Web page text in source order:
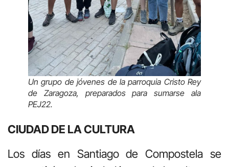
Un grupo de jóvenes de la parroquia Cristo Rey
de Zaragoza, preparados para sumarse ala
PEJ22.
CIUDAD DE LA CULTURA
Los días en Santiago de Compostela se